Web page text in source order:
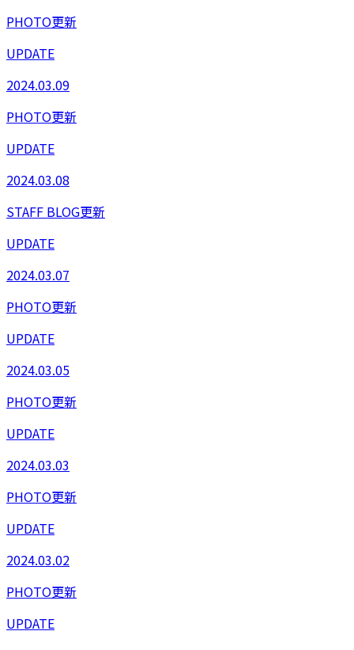
PHOTO更新
UPDATE
2024.03.09
PHOTO更新
UPDATE
2024.03.08
STAFF BLOG更新
UPDATE
2024.03.07
PHOTO更新
UPDATE
2024.03.05
PHOTO更新
UPDATE
2024.03.03
PHOTO更新
UPDATE
2024.03.02
PHOTO更新
UPDATE